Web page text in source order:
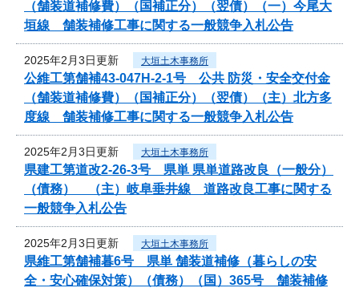
（舗装道補修費）（国補正分）（翌債）（一）今尾大
垣線 舗装補修工事に関する一般競争入札公告
2025年2月3日更新 大垣土木事務所
公維工第舗補43-047H-2-1号 公共 防災・安全交付金
（舗装道補修費）（国補正分）（翌債）（主）北方多
度線 舗装補修工事に関する一般競争入札公告
2025年2月3日更新 大垣土木事務所
県建工第道改2-26-3号 県単 県単道路改良（一般分）
（債務） （主）岐阜垂井線 道路改良工事に関する
一般競争入札公告
2025年2月3日更新 大垣土木事務所
県維工第舗補暮6号 県単 舗装道補修（暮らしの安
全・安心確保対策）（債務）（国）365号 舗装補修